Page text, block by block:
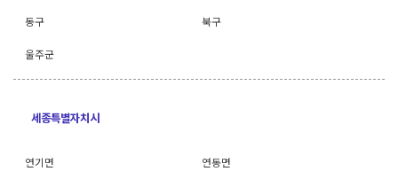
동구 북구
울주군
세종특별자치시
연기면 연동면